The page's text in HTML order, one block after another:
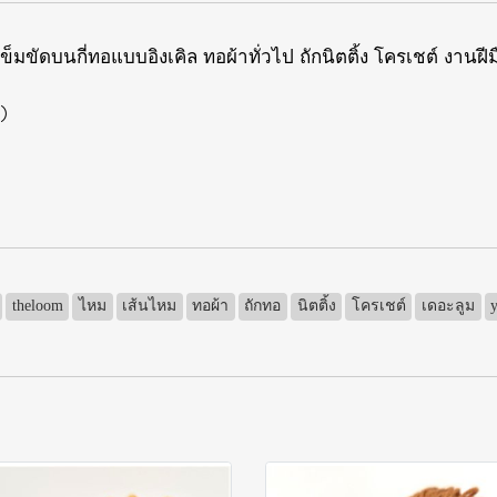
ข็มขัดบนกี่ทอแบบอิงเคิล ทอผ้าทั่วไป ถักนิตติ้ง โครเชต์ งานฝี
theloom ไหม เส้นไหม ทอผ้า ถักทอ นิตติ้ง โครเชต์ เดอะลูม